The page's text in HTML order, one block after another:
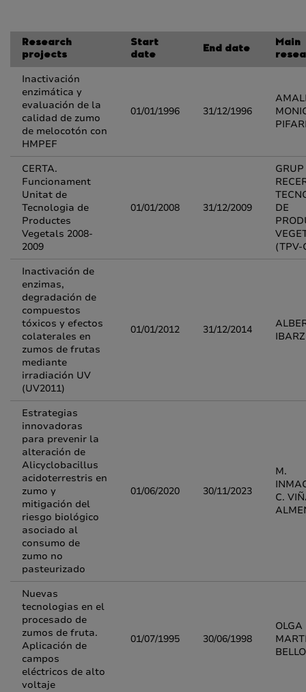
Research
projects
Start
date
End date
Main
Inactivación
enzimática y
evaluación de la
calidad de zumo
de melocotón con
HMPEF
01/01/1996 31/12/1996
CERTA.
Funcionament
Unitat de
Tecnologia de
Productes
Vegetals 2008-
2009
01/01/2008 31/12/2009
GRUP
DE
(TPV-
Inactivación de
enzimas,
degradación de
compuestos
tóxicos y efectos
colaterales en
zumos de frutas
mediante
irradiación UV
(UV2011)
01/01/2012 31/12/2014
Estrategias
innovadoras
para prevenir la
alteración de
Alicyclobacillus
acidoterrestris en
zumo y
mitigación del
riesgo biológico
asociado al
consumo de
zumo no
pasteurizado
01/06/2020 30/11/2023
M.
C.
Nuevas
tecnologias en el
procesado de
zumos de fruta.
Aplicación de
campos
eléctricos de alto
voltaje
01/07/1995 30/06/1998
OLGA